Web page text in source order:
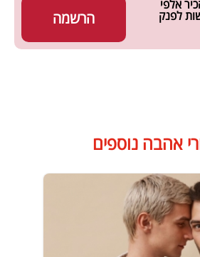
הרשמה
אלפי
לפנק
אהבה נוספים